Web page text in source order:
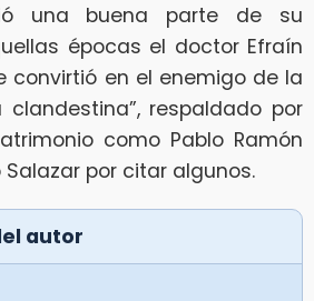
una buena parte de su
épocas el doctor Efraín
convirtió en el enemigo de la
respaldado por
como Pablo Ramón
Salazar por citar algunos.
autor